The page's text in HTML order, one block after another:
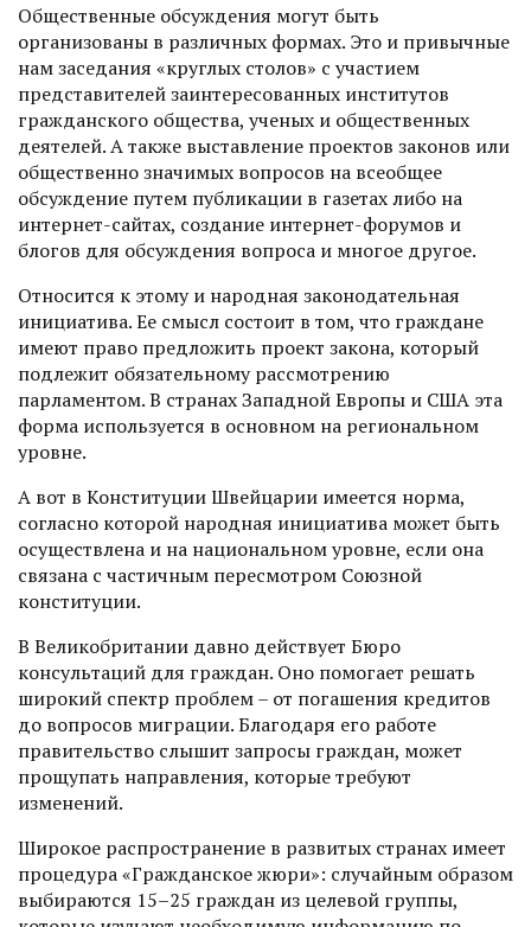
Общественные обсуждения могут быть
организованы в различных формах. Это и привычные
нам заседания «круглых столов» с участием
представителей заинтересованных институтов
гражданского общества, ученых и общественных
деятелей. А также выставление проектов законов или
общественно значимых вопросов на всеобщее
обсуждение путем публикации в газетах либо на
интернет-сайтах, создание интернет-форумов и
блогов для обсуждения вопроса и многое другое.
Относится к этому и народная законодательная
инициатива. Ее смысл состоит в том, что граждане
имеют право предложить проект закона, который
подлежит обязательному рассмотрению
парламентом. В странах Западной Европы и США эта
форма используется в основном на региональном
уровне.
А вот в Конституции Швейцарии имеется норма,
согласно которой народная инициатива может быть
осуществлена и на национальном уровне, если она
связана с частичным пересмот­ром Союзной
конституции.
В Великобритании давно действует Бюро
консультаций для граждан. Оно помогает решать
широкий спектр проблем – от погашения кредитов
до вопросов миграции. Благодаря его работе
правительство слышит запросы граждан, может
прощупать направления, которые требуют
изменений.
Широкое распространение в развитых странах имеет
процеду­ра «Гражданское жюри»: случайным образом
выбираются 15–25 граждан из целевой группы,